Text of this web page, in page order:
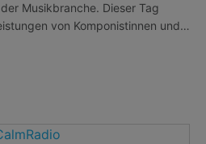
Musikbranche. Dieser Tag
von Komponistinnen und…